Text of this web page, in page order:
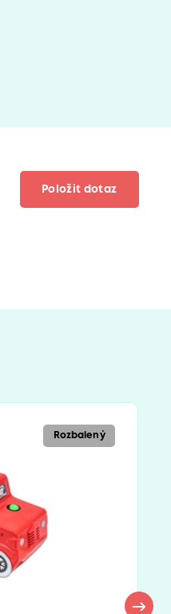
Položit dotaz
Rozbalený